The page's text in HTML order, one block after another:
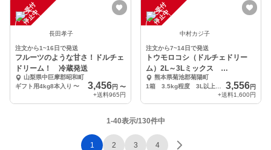
注
文
受
付
停
止
中
長田孝子
注文から1~16日で発送
フルーツのような甘さ！ドルチェ
ドリーム！ 冷蔵発送
山梨県中巨摩郡昭和町
ギフト用4kg8本入り 〜 3,456円 〜
+送料965円
注
文
受
付
停
止
中
中村カジ子
注文から7~14日で発送
トウモロコシ（ドルチェドリー
ム）2L～3Lミックス
3.5kg（10~11本）
熊本県菊池郡菊陽町
3,556円
+送料1,600円
1-40表示/130件中
1 2 3 4